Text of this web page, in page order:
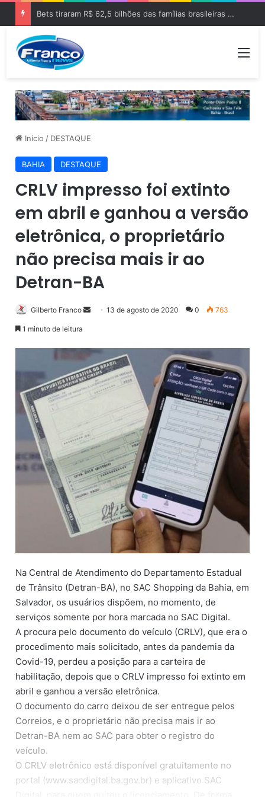
Bets tiraram R$ 62,5 bilhões das famílias brasileiras em 2025
Início / DESTAQUE
BAHIA DESTAQUE
CRLV impresso foi extinto
em abril e ganhou a versão
eletrônica, o proprietário
não precisa mais ir ao
Detran-BA
Gilberto Franco
d
e
u
m
m
a
i
l
13 de agosto de 2020 0 763
1 minuto de leitura
Na Central de Atendimento do Departamento Estadual
de Trânsito (Detran-BA), no SAC Shopping da Bahia, em
Salvador, os usuários dispõem, no momento, de
serviços somente por hora marcada no SAC Digital.
A procura pelo documento do veículo (CRLV), que era o
procedimento mais solicitado, antes da pandemia da
Covid-19, perdeu a posição para a carteira de
habilitação, depois que o CRLV impresso foi extinto em
abril e ganhou a versão eletrônica.
O documento do carro deixou de ser entregue pelos
Correios, e o proprietário não precisa mais ir ao
Detran-BA nem ao SAC para obter o registro do
veículo.
O CRLV eletrônico está disponível gratuitamente no
portal (www.sacdigital.ba.gov.br) e aplicativo SAC